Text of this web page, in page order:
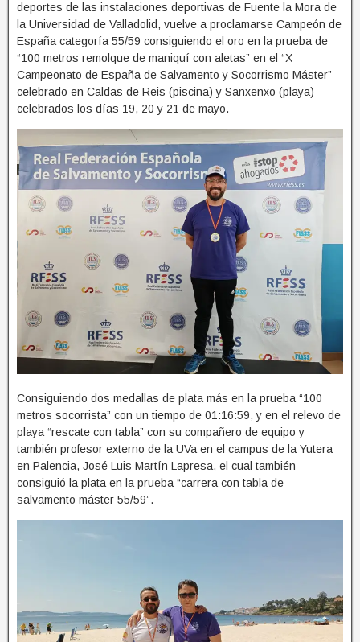
deportes de las instalaciones deportivas de Fuente la Mora de
la Universidad de Valladolid, vuelve a proclamarse Campeón de
España categoría 55/59 consiguiendo el oro en la prueba de
“100 metros remolque de maniquí con aletas” en el “X
Campeonato de España de Salvamento y Socorrismo Máster”
celebrado en Caldas de Reis (piscina) y Sanxenxo (playa)
celebrados los días 19, 20 y 21 de mayo.
Consiguiendo dos medallas de plata más en la prueba “100
metros socorrista” con un tiempo de 01:16:59, y en el relevo de
playa “rescate con tabla” con su compañero de equipo y
también profesor externo de la UVa en el campus de la Yutera
en Palencia, José Luis Martín Lapresa, el cual también
consiguió la plata en la prueba “carrera con tabla de
salvamento máster 55/59”.